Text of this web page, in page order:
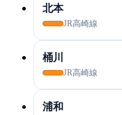
北本
JR高崎線
桶川
JR高崎線
浦和